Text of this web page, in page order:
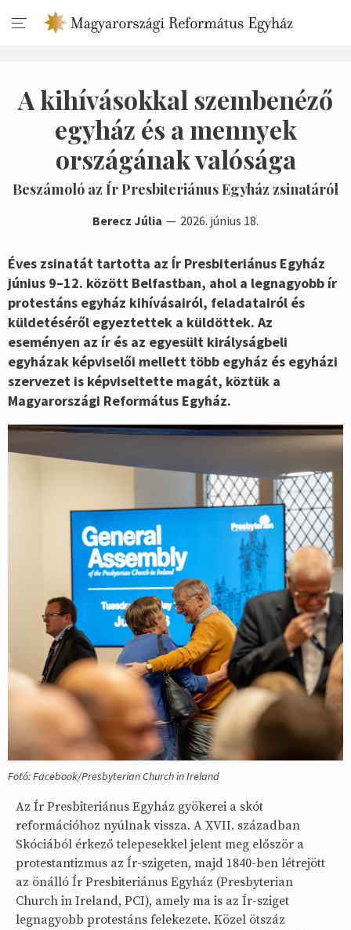
A kihívásokkal szembenéző
egyház és a mennyek
országának valósága
Beszámoló az Ír Presbiteriánus Egyház zsinatáról
Berecz Júlia 2026. június 18.
Éves zsinatát tartotta az Ír Presbiteriánus Egyház
június 9–12. között Belfastban, ahol a legnagyobb ír
protestáns egyház kihívásairól, feladatairól és
küldetéséről egyeztettek a küldöttek. Az
eseményen az ír és az egyesült királyságbeli
egyházak képviselői mellett több egyház és egyházi
szervezet is képviseltette magát, köztük a
Magyarországi Református Egyház.
Fotó: Facebook/Presbyterian Church in Ireland
Az Ír Presbiteriánus Egyház gyökerei a skót
reformációhoz nyúlnak vissza. A XVII. században
Skóciából érkező telepesekkel jelent meg először a
protestantizmus az Ír-szigeten, majd 1840-ben létrejött
az önálló Ír Presbiteriánus Egyház (Presbyterian
Church in Ireland, PCI), amely ma is az Ír-sziget
legnagyobb protestáns felekezete. Közel ötszáz